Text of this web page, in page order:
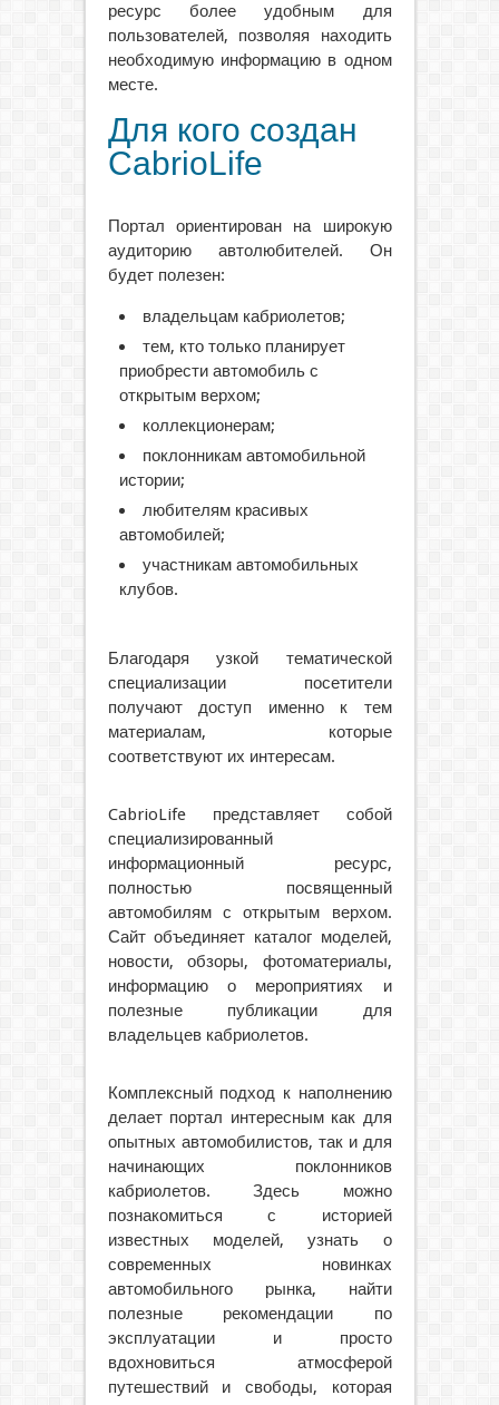
ресурс более удобным для
пользователей, позволяя находить
необходимую информацию в одном
месте.
Для кого создан
CabrioLife
Портал ориентирован на широкую
аудиторию автолюбителей. Он
будет полезен:
владельцам кабриолетов;
тем, кто только планирует
приобрести автомобиль с
открытым верхом;
коллекционерам;
поклонникам автомобильной
истории;
любителям красивых
автомобилей;
участникам автомобильных
клубов.
Благодаря узкой тематической
специализации посетители
получают доступ именно к тем
материалам, которые
соответствуют их интересам.
CabrioLife представляет собой
специализированный
информационный ресурс,
полностью посвященный
автомобилям с открытым верхом.
Сайт объединяет каталог моделей,
новости, обзоры, фотоматериалы,
информацию о мероприятиях и
полезные публикации для
владельцев кабриолетов.
Комплексный подход к наполнению
делает портал интересным как для
опытных автомобилистов, так и для
начинающих поклонников
кабриолетов. Здесь можно
познакомиться с историей
известных моделей, узнать о
современных новинках
автомобильного рынка, найти
полезные рекомендации по
эксплуатации и просто
вдохновиться атмосферой
путешествий и свободы, которая